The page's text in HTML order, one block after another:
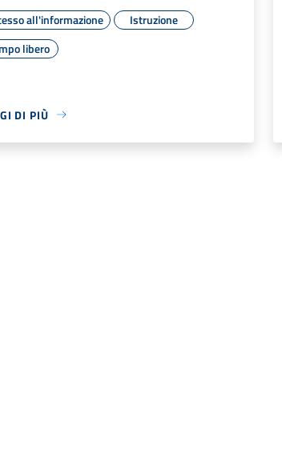
all'informazione
Istruzione
libero
DI PIÙ